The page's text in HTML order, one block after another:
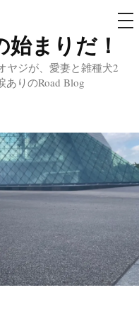
まりだ！
ヤジが、愛妻と雑種犬2
りのRoad Blog
メ
ニ